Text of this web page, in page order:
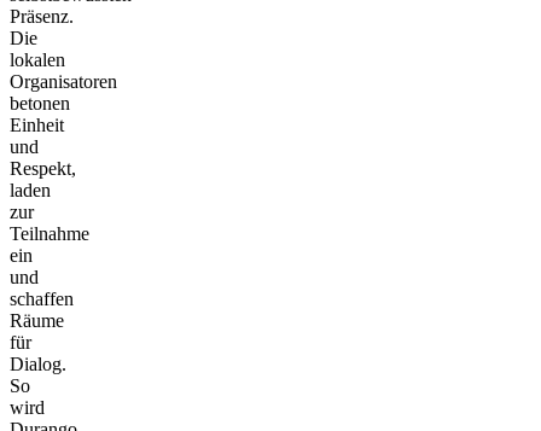
Präsenz.
Die
lokalen
Organisatoren
betonen
Einheit
und
Respekt,
laden
zur
Teilnahme
ein
und
schaffen
Räume
für
Dialog.
So
wird